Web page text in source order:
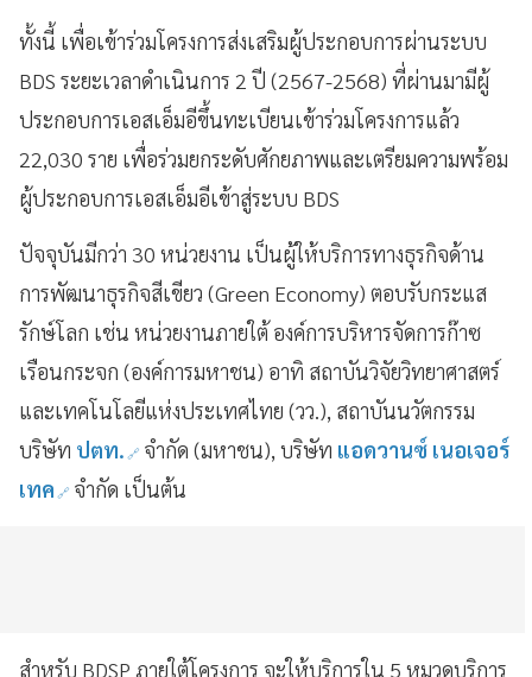
ทั้งนี้ เพื่อเข้าร่วมโครงการส่งเสริมผู้ประกอบการผ่านระบบ
BDS ระยะเวลาดำเนินการ 2 ปี (2567-2568) ที่ผ่านมามีผู้
ประกอบการเอสเอ็มอีขึ้นทะเบียนเข้าร่วมโครงการแล้ว
22,030 ราย เพื่อร่วมยกระดับศักยภาพและเตรียมความพร้อม
ผู้ประกอบการเอสเอ็มอีเข้าสู่ระบบ BDS
ปัจจุบันมีกว่า 30 หน่วยงาน เป็นผู้ให้บริการทางธุรกิจด้าน
การพัฒนาธุรกิจสีเขียว (Green Economy) ตอบรับกระแส
รักษ์โลก เช่น หน่วยงานภายใต้ องค์การบริหารจัดการก๊าซ
เรือนกระจก (องค์การมหาชน) อาทิ สถาบันวิจัยวิทยาศาสตร์
และเทคโนโลยีแห่งประเทศไทย (วว.), สถาบันนวัตกรรม
บริษัท ปตท. จำกัด (มหาชน), บริษัท แอดวานซ์ เนอเจอร์
เทค จำกัด เป็นต้น
สำหรับ BDSP ภายใต้โครงการ จะให้บริการใน 5 หมวดบริการ